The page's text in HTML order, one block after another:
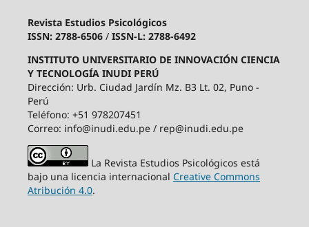
Revista Estudios Psicológicos
ISSN: 2788-6506/ ISSN-L: 2788-6492
INSTITUTO UNIVERSITARIO DE INNOVACIÓN CIENCIA
Y TECNOLOGÍA INUDI PERÚ
Dirección: Urb. Ciudad Jardín Mz. B3 Lt. 02, Puno -
Perú
Teléfono: +51 978207451
Correo: info@inudi.edu.pe / rep@inudi.edu.pe
La Revista Estudios Psicológicos está
bajo una licencia internacional Creative Commons
Atribución 4.0.